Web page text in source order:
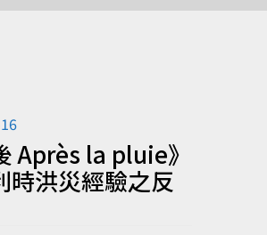
Après la pluie》
時洪災經驗之反